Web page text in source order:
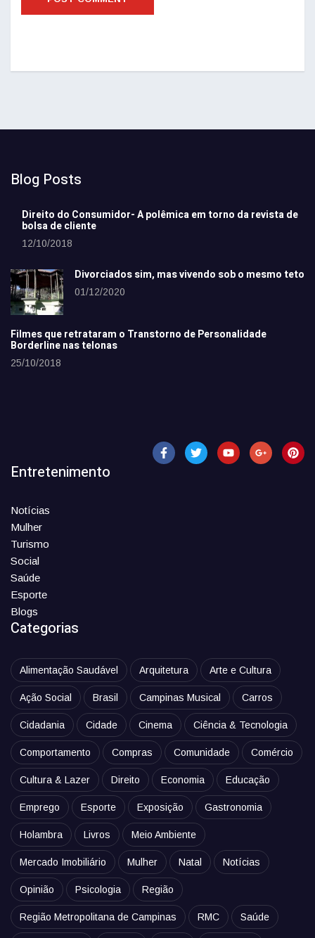
Blog Posts
Direito do Consumidor- A polêmica em torno da revista de
bolsa de cliente
12/10/2018
Divorciados sim, mas vivendo sob o mesmo teto
01/12/2020
Filmes que retrataram o Transtorno de Personalidade
Borderline nas telonas
25/10/2018
Entretenimento
Notícias
Mulher
Turismo
Social
Saúde
Esporte
Blogs
Categorias
Alimentação Saudável Arquitetura Arte e Cultura
Ação Social Brasil Campinas Musical Carros
Cidadania Cidade Cinema Ciência & Tecnologia
Comportamento Compras Comunidade Comércio
Cultura & Lazer Direito Economia Educação
Emprego Esporte Exposição Gastronomia
Holambra Livros Meio Ambiente
Mercado Imobiliário Mulher Natal Notícias
Opinião Psicologia Região
Região Metropolitana de Campinas RMC Saúde